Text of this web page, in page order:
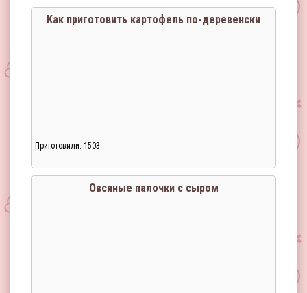
Как приготовить картофель по-деревенски
Приготовили: 1503
Овсяные палочки с сыром